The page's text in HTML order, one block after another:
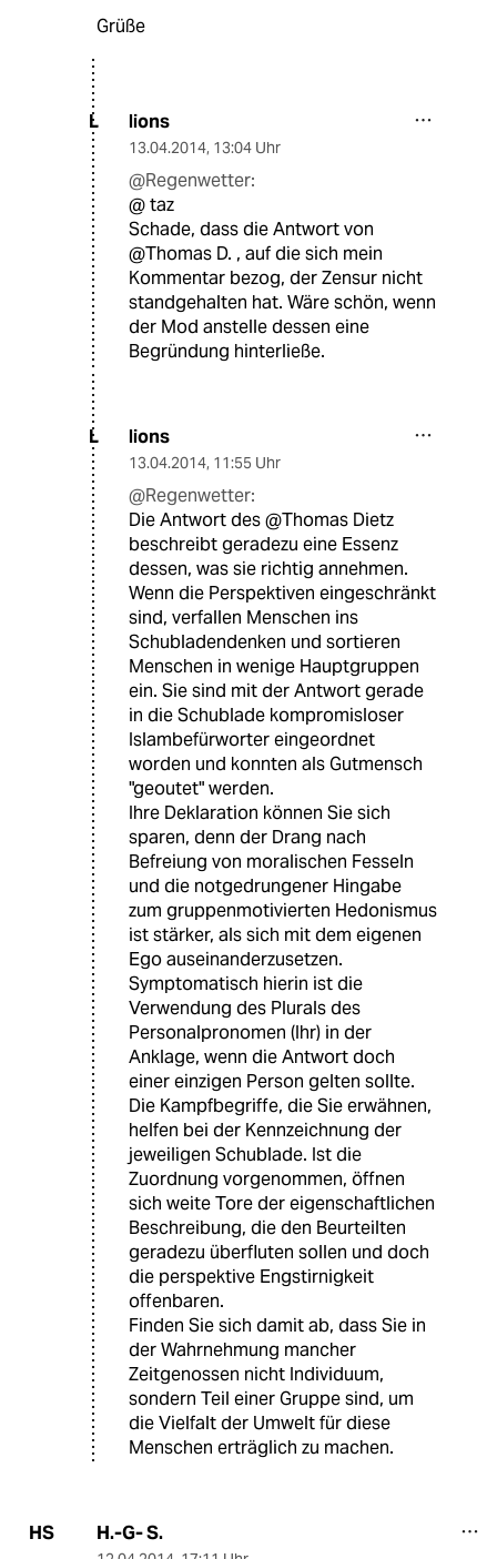
Grüße
L lions
13.04.2014, 13:04 Uhr
@Regenwetter:
@ taz
Schade, dass die Antwort von
@Thomas D. , auf die sich mein
Kommentar bezog, der Zensur nicht
standgehalten hat. Wäre schön, wenn
der Mod anstelle dessen eine
Begründung hinterließe.
L lions
13.04.2014, 11:55 Uhr
@Regenwetter:
Die Antwort des @Thomas Dietz
beschreibt geradezu eine Essenz
dessen, was sie richtig annehmen.
Wenn die Perspektiven eingeschränkt
sind, verfallen Menschen ins
Schubladendenken und sortieren
Menschen in wenige Hauptgruppen
ein. Sie sind mit der Antwort gerade
in die Schublade kompromisloser
Islambefürworter eingeordnet
worden und konnten als Gutmensch
"geoutet" werden.
Ihre Deklaration können Sie sich
sparen, denn der Drang nach
Befreiung von moralischen Fesseln
und die notgedrungener Hingabe
zum gruppenmotivierten Hedonismus
ist stärker, als sich mit dem eigenen
Ego auseinanderzusetzen.
Symptomatisch hierin ist die
Verwendung des Plurals des
Personalpronomen (Ihr) in der
Anklage, wenn die Antwort doch
einer einzigen Person gelten sollte.
Die Kampfbegriffe, die Sie erwähnen,
helfen bei der Kennzeichnung der
jeweiligen Schublade. Ist die
Zuordnung vorgenommen, öffnen
sich weite Tore der eigenschaftlichen
Beschreibung, die den Beurteilten
geradezu überfluten sollen und doch
die perspektive Engstirnigkeit
offenbaren.
Finden Sie sich damit ab, dass Sie in
der Wahrnehmung mancher
Zeitgenossen nicht Individuum,
sondern Teil einer Gruppe sind, um
die Vielfalt der Umwelt für diese
Menschen erträglich zu machen.
HS H.-G- S.